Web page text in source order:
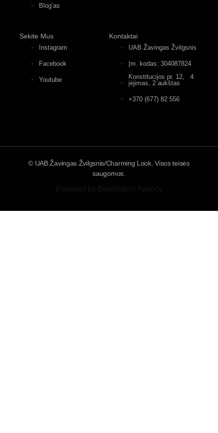
Blog’as
Sekite Mus
Instagram
Facebook
Youtube
Kontaktai
UAB Žavingas Žvilgsnis
Įm. kodas: 304087824
Konstitucijos pr. 12, 4
įėjimas, 2 aukštas
+370 (677) 82 556
© UAB Žavingas Žvilgsnis/Charming Look. Visos teisės
saugomos.
Powered by Bewonders Agency